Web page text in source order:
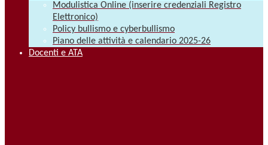
Modulistica Online (inserire credenziali Registro
Elettronico)
Policy bullismo e cyberbullismo
Piano delle attività e calendario 2025-26
Docenti e ATA